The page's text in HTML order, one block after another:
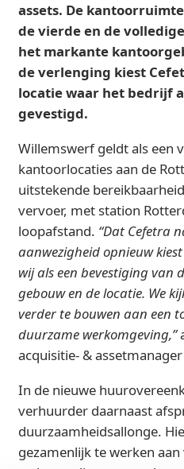
assets. De
de vierde en de
het markante
de verlenging kiest
locatie waar het bedrijf
gevestigd.
Willemswerf geldt als een
kantoorlocaties aan de
uitstekende
vervoer, met station
loopafstand. “Dat Cefetra
aanwezigheid opnieuw
wij als een bevestiging van
gebouw en de locatie. We
verder te bouwen aan een
duurzame werkomgeving,”
acquisitie- &
In de nieuwe
verhuurder daarnaast
duurzaamheidsallonge.
gezamenlijk te werken